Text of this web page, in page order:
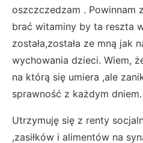
oszczczedzam . Powinnam
brać witaminy by ta reszta
została,została ze mną jak
wychowania dzieci. Wiem,
na którą się umiera ,ale
sprawność z każdym dniem.
Utrzymuję się z renty
,zasiłków i alimentów na